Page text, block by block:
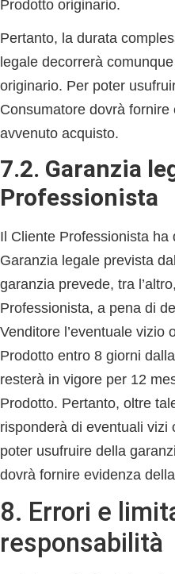
Prodotto originario.
Pertanto, la durata
legale decorrerà
originario. Per poter
Consumatore dovrà
avvenuto acquisto.
7.2. Garanzia
Professionista
Il Cliente Professionista
Garanzia legale prevista
garanzia prevede, tra
Professionista, a pena di
Venditore l’eventuale vizio
Prodotto entro 8 giorni
resterà in vigore per 12
Prodotto. Pertanto, oltre
risponderà di eventuali vizi
poter usufruire della
dovrà fornire evidenza
8. Errori e
responsabilità